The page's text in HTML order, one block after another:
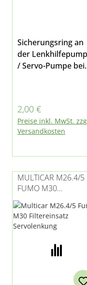
Sicherungsring an
der
/ Servo-Pumpe bei
Iveco-Motor
Regulärer Preis:
2,00 €
Preise inkl. MwSt.
Versandkosten
MULTICAR M26.4/5
FUMO M30
FILTEREINSATZ
SERVOLENKUNG